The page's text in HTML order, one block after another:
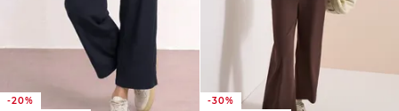
-20%
-30%